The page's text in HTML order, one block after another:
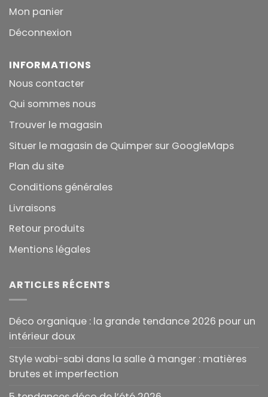
Mon panier
Déconnexion
INFORMATIONS
Nous contacter
Qui sommes nous
Trouver le magasin
Situer le magasin de Quimper sur GoogleMaps
Plan du site
Conditions générales
Livraisons
Retour produits
Mentions légales
ARTICLES RÉCENTS
Déco organique : la grande tendance 2026 pour un
intérieur doux
Style wabi-sabi dans la salle à manger : matières
brutes et imperfection